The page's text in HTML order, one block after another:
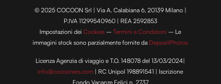
© 2025 COCOON Srl | Via A. Calabiana 6, 20139 Milano |
P.IVA 11299540960 | REA 2592853
Impostazioni deiCookies –Termini e Condizioni – Le
immagini stock sono parzialmente fornite da DepositPhotos
Licenza Agenzia di viaggio e T.O. 148078 del 13/03/2024|
info@cocooners.com | RC Unipol 198891541 | Iscrizione
Fondo Vacanze Felici n. 2737